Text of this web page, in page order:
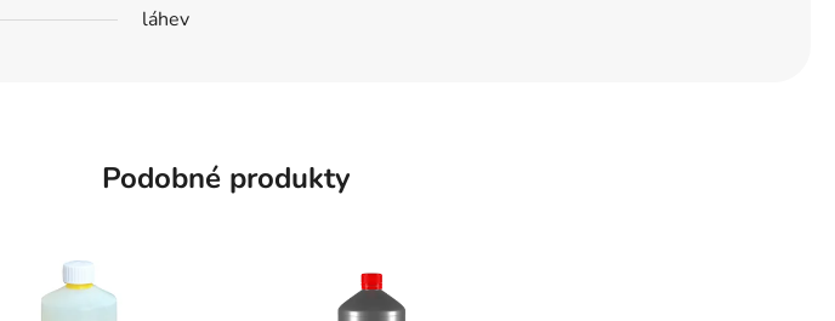
láhev
Podobné produkty